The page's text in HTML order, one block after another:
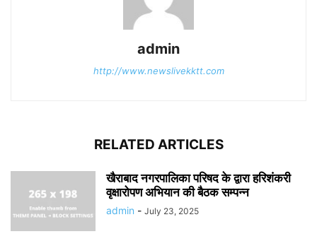
admin
http://www.newslivekktt.com
RELATED ARTICLES
खैराबाद नगरपालिका परिषद के द्वारा हरिशंकरी
वृक्षारोपण अभियान की बैठक सम्पन्न
admin - July 23, 2025